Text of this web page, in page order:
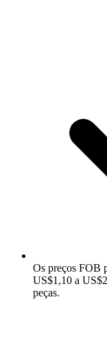
Os preços FOB
US$1,10 a
peças.